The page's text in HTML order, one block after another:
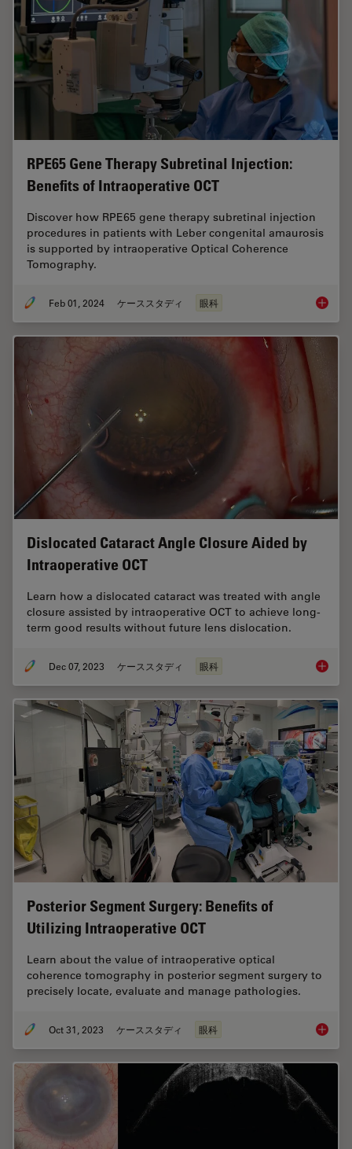
RPE65 Gene Therapy Subretinal Injection:
Benefits of Intraoperative OCT
Discover how RPE65 gene therapy subretinal injection
procedures in patients with Leber congenital amaurosis
is supported by intraoperative Optical Coherence
Tomography.
Feb 01, 2024 ケーススタディ 眼科 RPE65
Dislocated Cataract Angle Closure Aided by
Intraoperative OCT
Learn how a dislocated cataract was treated with angle
closure assisted by intraoperative OCT to achieve long-
term good results without future lens dislocation.
Dec 07, 2023 ケーススタディ 眼科
Posterior Segment Surgery: Benefits of
Utilizing Intraoperative OCT
Learn about the value of intraoperative optical
coherence tomography in posterior segment surgery to
precisely locate, evaluate and manage pathologies.
Oct 31, 2023 ケーススタディ 眼科